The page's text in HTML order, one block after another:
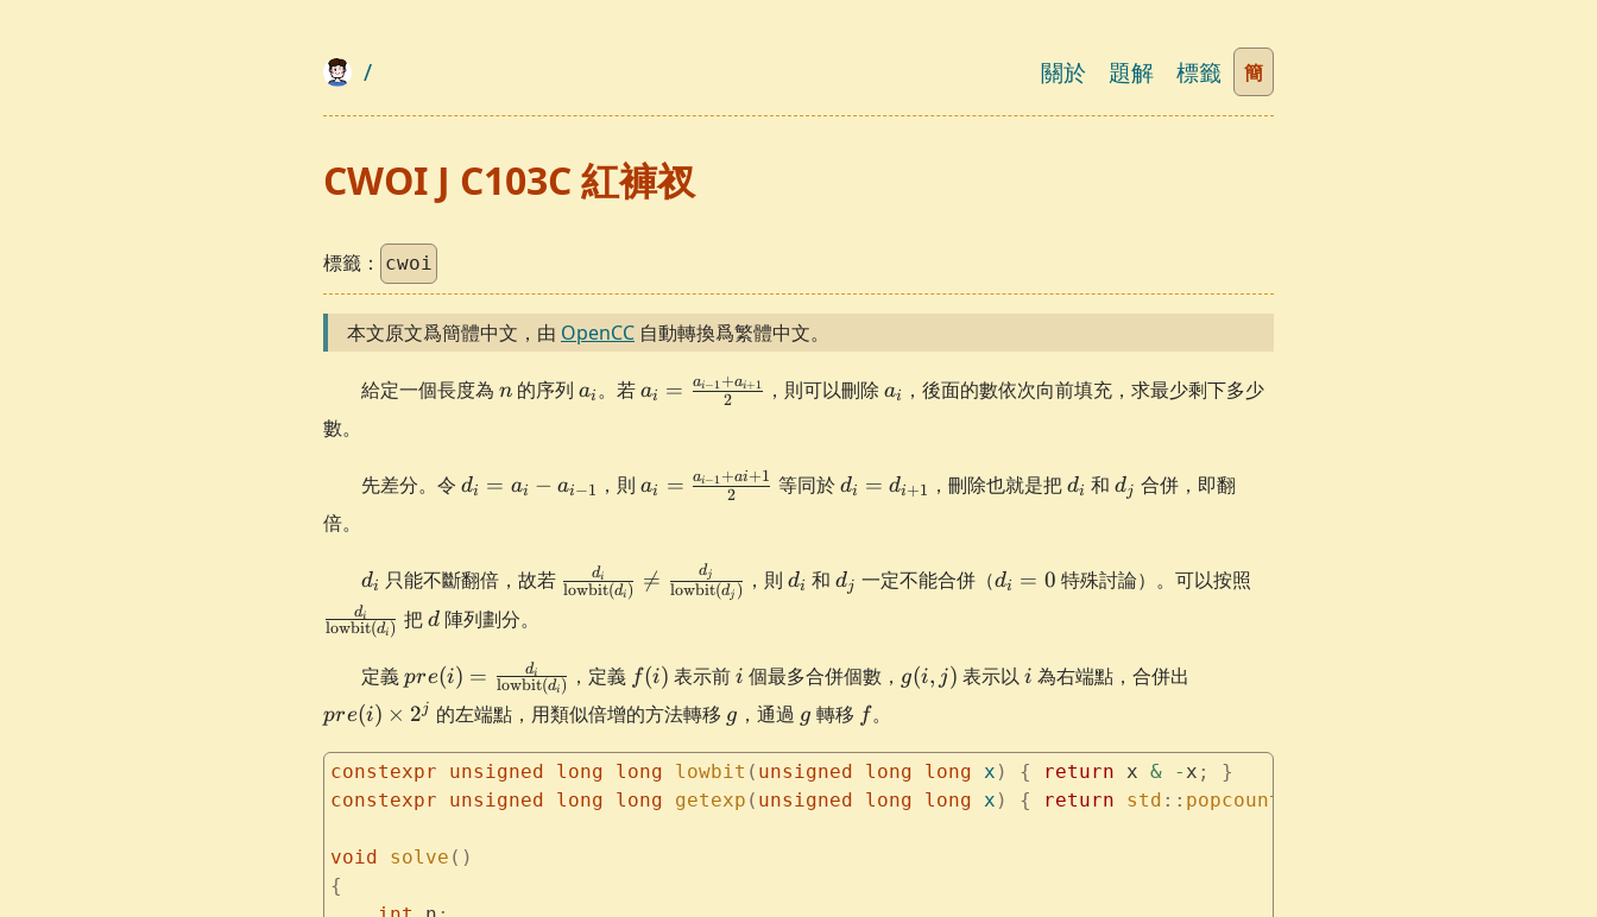
/ 關於 題解 標籤 簡
CWOI J C103C 紅褲衩
標籤： cwoi
本文原文爲簡體中文，由 OpenCC 自動轉換爲繁體中文。
給定一個長度為 n
n 的序列 a_i
ai 。若 a_i =
\frac{a_{i-
ai = 2
ai−1+ai+1 ，則可以刪除a_i
ai
，後面的數依次向前填充，求最少剩下多少
數。
先差分。令 d_i
1}
di = ai − ai−1 ，則a_i =
\frac{a_{i-
ai = 2
ai−1+ai+1 等同於 d_i =
di = di+1 ，刪除也就是把d_i
di 和d_j
dj 合併，即翻
倍。
d_i
di 只能不斷翻倍，故若
\frac{d_i}
{\mathrm{lowbit}
{\mathrm{lowbit}
(d_j)}
lowbit(di )
di 
= lowbit(dj )
dj ，則 d_i
di 和 d_j
dj 一定不能合併（d_i=0
di = 0 特殊討論）。可以按照
lowbit(di )
di 把 d
d陣列劃分。
定義pre(i) = \frac{d_i}
{\mathrm{lowbit}
(d_i)}
pre(i) = lowbit(di )
di ，定義 f(i)
f(i) 表示前i
i 個最多合併個數， g(i,
j)
g(i, j) 表示以 i
i 為右端點，合併出
pre(i) × 2j 的左端點，用類似倍增的方法轉移 g
g ，通過 g
g 轉移 ff。
constexpr unsigned long long lowbit ( unsigned long long x ) { return x & - x ;
}
constexpr unsigned long long getexp ( unsigned long long x ) { return std :: popcount
void solve ()
{